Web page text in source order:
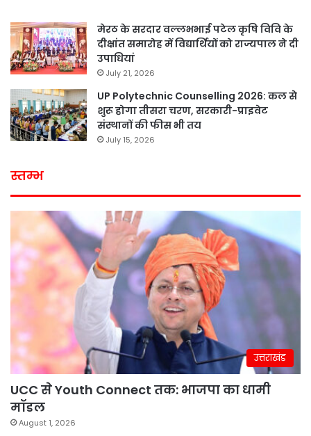
मेरठ के सरदार वल्लभभाई पटेल कृषि विवि के
दीक्षांत समारोह में विद्यार्थियों को राज्यपाल ने दी
उपाधियां
July 21, 2026
UP Polytechnic Counselling 2026: कल से
शुरू होगा तीसरा चरण, सरकारी-प्राइवेट
संस्थानों की फीस भी तय
July 15, 2026
स्तम्भ
उत्तराखंड
UCC से Youth Connect तक: भाजपा का धामी
मॉडल
August 1, 2026